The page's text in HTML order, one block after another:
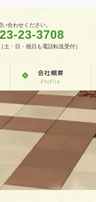
合わせください。
23-3708
土・日・祝日も電話転送受付］
会社概要
Profile